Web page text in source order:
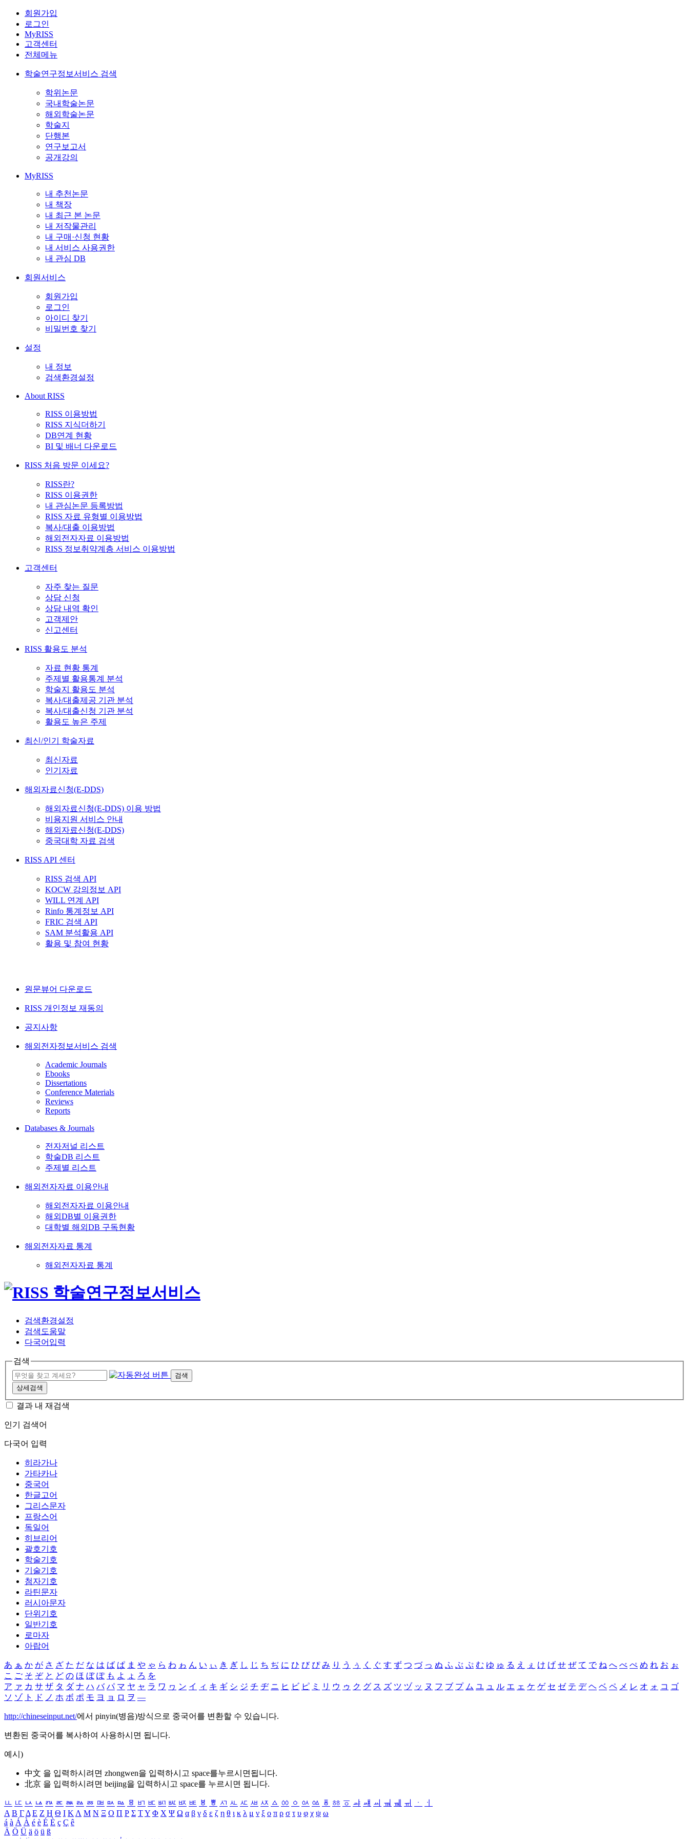
회원가입
로그인
MyRISS
고객센터
전체메뉴
학술연구정보서비스 검색
학위논문
국내학술논문
해외학술논문
학술지
단행본
연구보고서
공개강의
MyRISS
내 추천논문
내 책장
내 최근 본 논문
내 저작물관리
내 구매·신청 현황
내 서비스 사용권한
내 관심 DB
회원서비스
회원가입
로그인
아이디 찾기
비밀번호 찾기
설정
내 정보
검색환경설정
About RISS
RISS 이용방법
RISS 지식더하기
DB연계 현황
BI 및 배너 다운로드
RISS 처음 방문 이세요?
RISS란?
RISS 이용권한
내 관심논문 등록방법
RISS 자료 유형별 이용방법
복사/대출 이용방법
해외전자자료 이용방법
RISS 정보취약계층 서비스 이용방법
고객센터
자주 찾는 질문
상담 신청
상담 내역 확인
고객제안
신고센터
RISS 활용도 분석
자료 현황 통계
주제별 활용통계 분석
학술지 활용도 분석
복사/대출제공 기관 분석
복사/대출신청 기관 분석
활용도 높은 주제
최신/인기 학술자료
최신자료
인기자료
해외자료신청(E-DDS)
해외자료신청(E-DDS) 이용 방법
비용지원 서비스 안내
해외자료신청(E-DDS)
중국대학 자료 검색
RISS API 센터
RISS 검색 API
KOCW 강의정보 API
WILL 연계 API
Rinfo 통계정보 API
FRIC 검색 API
SAM 분석활용 API
활용 및 참여 현황
원문뷰어 다운로드
RISS 개인정보 재동의
공지사항
해외전자정보서비스 검색
Academic Journals
Ebooks
Dissertations
Conference Materials
Reviews
Reports
Databases & Journals
전자저널 리스트
학술DB 리스트
주제별 리스트
해외전자자료 이용안내
해외전자자료 이용안내
해외DB별 이용권한
대학별 해외DB 구독현황
해외전자자료 통계
해외전자자료 통계
검색환경설정
검색도움말
다국어입력
검색
검색
상세검색
결과 내 재검색
인기 검색어
다국어 입력
히라가나
가타카나
중국어
한글고어
그리스문자
프랑스어
독일어
히브리어
괄호기호
학술기호
기술기호
첨자기호
라틴문자
러시아문자
단위기호
일반기호
로마자
아랍어
あ ぁ か が さ ざ た だ な は ば ぱ ま や ゃ ら わ ゎ ん い ぃ き ぎ し じ ち ぢ に ひ び ぴ み り う ぅ く ぐ す ず つ づ っ ぬ ふ ぶ ぷ む ゆ ゅ る え ぇ け げ せ ぜ て で ね へ べ ぺ め れ お ぉ
こ ご そ ぞ と ど の ほ ぼ ぽ も よ ょ ろ を
ア ァ カ サ ザ タ ダ ナ ハ バ パ マ ヤ ャ ラ ワ ヮ ン イ ィ キ ギ シ ジ チ ヂ ニ ヒ ビ ピ ミ リ ウ ゥ ク グ ス ズ ツ ヅ ッ ヌ フ ブ プ ム ユ ュ ル エ ェ ケ ゲ セ ゼ テ デ ヘ ベ ペ メ レ オ ォ コ ゴ
ソ ゾ ト ド ノ ホ ボ ポ モ ヨ ョ ロ ヲ ―
http://chineseinput.net/에서 pinyin(병음)방식으로 중국어를 변환할 수 있습니다.
변환된 중국어를 복사하여 사용하시면 됩니다.
예시)
中文 을 입력하시려면 zhongwen을 입력하시고 space를누르시면됩니다.
北京 을 입력하시려면 beijing을 입력하시고 space를 누르시면 됩니다.
ㅥ ㅦ ㅧ ㅨ ㅩ ㅪ ㅫ ㅬ ㅭ ㅮ ㅯ ㅰ ㅱ ㅲ ㅳ ㅴ ㅵ ㅶ ㅷ ㅸ ㅹ ㅺ ㅻ ㅼ ㅽ ㅾ ㅿ ㆀ ㆁ ㆂ ㆃ ㆄ ㆅ ㆆ ㆇ ㆈ ㆉ ㆊ ㆋ ㆌ ㆍ
ㆎ
Α Β ΓΔ Ε Ζ Η Θ Ι ΚΛ Μ Ν Ξ Ο Π Ρ Σ ΤΥ Φ Χ Ψ Ω α β γ δ ε ζ η θ ι κ λ μ ν ξ ο π ρ σ τ υ φ χ ψ ω
á à Á À é è É È ç Ç ê
Ä Ö Ü ä ö ü ß